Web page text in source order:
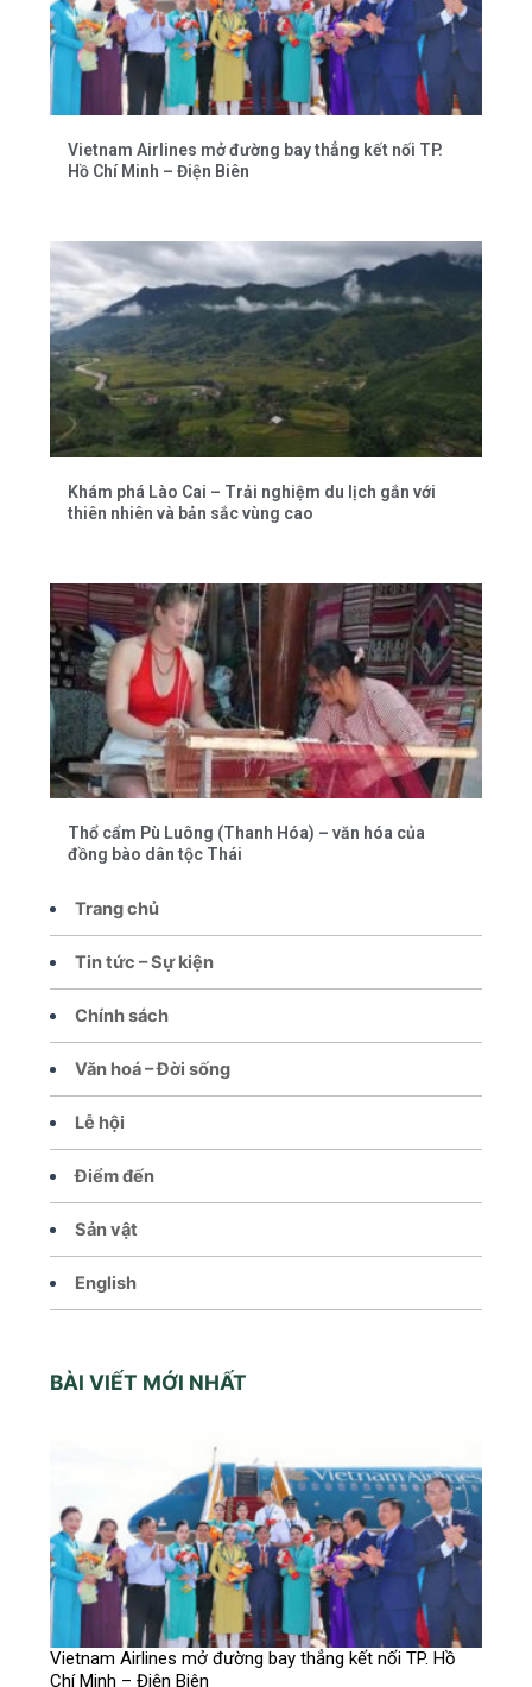
Trang chủ
Tin tức – Sự kiện
Chính sách
Văn hoá – Đời sống
Lễ hội
Điểm đến
Sản vật
English
BÀI VIẾT MỚI NHẤT
Vietnam Airlines mở đường bay thẳng kết nối TP. Hồ
Chí Minh – Điện Biên
Vietnam Airlines mở đường bay thẳng kết nối TP.
Hồ Chí Minh – Điện Biên
Khám phá Lào Cai – Trải nghiệm du lịch gắn với
thiên nhiên và bản sắc vùng cao
Thổ cẩm Pù Luông (Thanh Hóa) – văn hóa của
đồng bào dân tộc Thái